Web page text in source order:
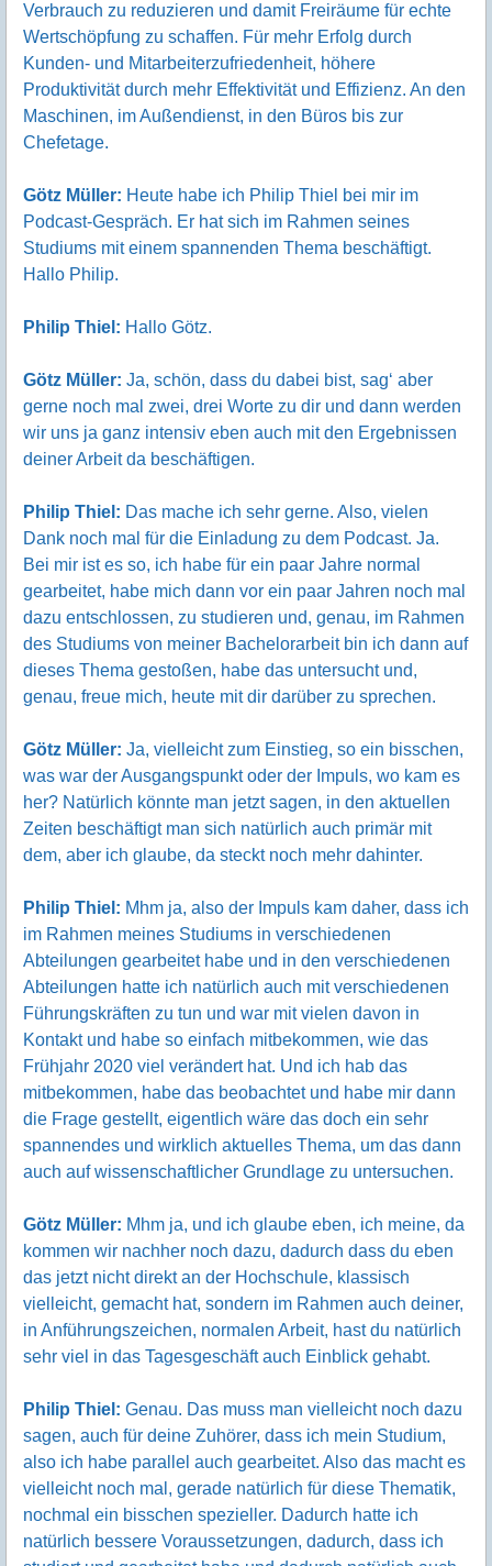
Verbrauch zu reduzieren und damit Freiräume für echte
Wertschöpfung zu schaffen. Für mehr Erfolg durch
Kunden- und Mitarbeiterzufriedenheit, höhere
Produktivität durch mehr Effektivität und Effizienz. An den
Maschinen, im Außendienst, in den Büros bis zur
Chefetage.
Götz Müller: Heute habe ich Philip Thiel bei mir im
Podcast-Gespräch. Er hat sich im Rahmen seines
Studiums mit einem spannenden Thema beschäftigt.
Hallo Philip.
Philip Thiel: Hallo Götz.
Götz Müller: Ja, schön, dass du dabei bist, sag‘ aber
gerne noch mal zwei, drei Worte zu dir und dann werden
wir uns ja ganz intensiv eben auch mit den Ergebnissen
deiner Arbeit da beschäftigen.
Philip Thiel: Das mache ich sehr gerne. Also, vielen
Dank noch mal für die Einladung zu dem Podcast. Ja.
Bei mir ist es so, ich habe für ein paar Jahre normal
gearbeitet, habe mich dann vor ein paar Jahren noch mal
dazu entschlossen, zu studieren und, genau, im Rahmen
des Studiums von meiner Bachelorarbeit bin ich dann auf
dieses Thema gestoßen, habe das untersucht und,
genau, freue mich, heute mit dir darüber zu sprechen.
Götz Müller: Ja, vielleicht zum Einstieg, so ein bisschen,
was war der Ausgangspunkt oder der Impuls, wo kam es
her? Natürlich könnte man jetzt sagen, in den aktuellen
Zeiten beschäftigt man sich natürlich auch primär mit
dem, aber ich glaube, da steckt noch mehr dahinter.
Philip Thiel: Mhm ja, also der Impuls kam daher, dass ich
im Rahmen meines Studiums in verschiedenen
Abteilungen gearbeitet habe und in den verschiedenen
Abteilungen hatte ich natürlich auch mit verschiedenen
Führungskräften zu tun und war mit vielen davon in
Kontakt und habe so einfach mitbekommen, wie das
Frühjahr 2020 viel verändert hat. Und ich hab das
mitbekommen, habe das beobachtet und habe mir dann
die Frage gestellt, eigentlich wäre das doch ein sehr
spannendes und wirklich aktuelles Thema, um das dann
auch auf wissenschaftlicher Grundlage zu untersuchen.
Götz Müller: Mhm ja, und ich glaube eben, ich meine, da
kommen wir nachher noch dazu, dadurch dass du eben
das jetzt nicht direkt an der Hochschule, klassisch
vielleicht, gemacht hat, sondern im Rahmen auch deiner,
in Anführungszeichen, normalen Arbeit, hast du natürlich
sehr viel in das Tagesgeschäft auch Einblick gehabt.
Philip Thiel: Genau. Das muss man vielleicht noch dazu
sagen, auch für deine Zuhörer, dass ich mein Studium,
also ich habe parallel auch gearbeitet. Also das macht es
vielleicht noch mal, gerade natürlich für diese Thematik,
nochmal ein bisschen spezieller. Dadurch hatte ich
natürlich bessere Voraussetzungen, dadurch, dass ich